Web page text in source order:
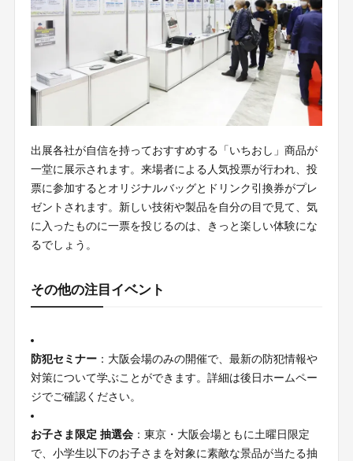
出展各社が自信を持っておすすめする「いちおし」商品が
一堂に展示されます。来場者による人気投票が行われ、投
票に参加するとオリジナルバッグとドリンク引換券がプレ
ゼントされます。新しい技術や製品を自分の目で見て、気
に入ったものに一票を投じるのは、きっと楽しい体験にな
るでしょう。
その他の注目イベント
防犯セミナー：大阪会場のみの開催で、最新の防犯情報や
対策について学ぶことができます。詳細は後日ホームペー
ジでご確認ください。
お子さま限定 抽選会：東京・大阪会場ともに土曜日限定
で、小学生以下のお子さまを対象に素敵な景品が当たる抽